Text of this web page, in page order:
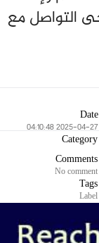
التواصل مع
Date
2025-04-27 04:10:48
Category
Comments
No comment
Tags
Label